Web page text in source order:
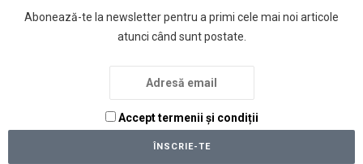
Abonează-te la newsletter pentru a primi cele mai noi articole
atunci când sunt postate.
Accept termenii și condiții